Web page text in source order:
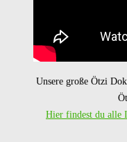
Unsere große Ötzi
Hier findest du alle